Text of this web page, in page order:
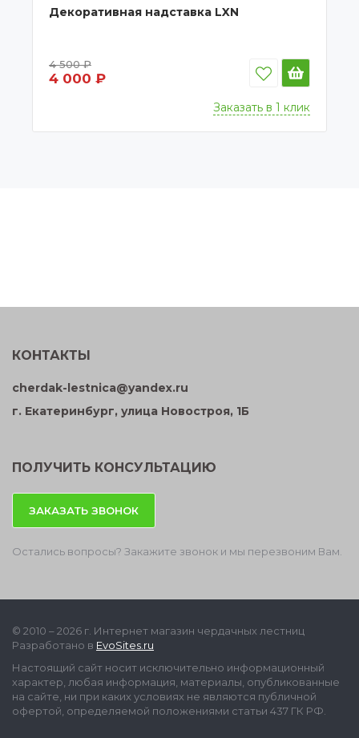
Декоративная надставка LXN
4 500 ₽
4 000 ₽
Заказать в 1 клик
КОНТАКТЫ
cherdak-lestnica@yandex.ru
г. Екатеринбург, улица Новостроя, 1Б
ПОЛУЧИТЬ КОНСУЛЬТАЦИЮ
ЗАКАЗАТЬ ЗВОНОК
Остались вопросы? Закажите звонок и мы перезвоним Вам.
© 2010 – 2026 г. Интернет магазин чердачных лестниц
Разработано в EvoSites.ru
Настоящий сайт носит исключительно информационный
характер, любая информация, материалы, опубликованные
на cайте, ни при каких условиях не являются публичной
офертой, определяемой положениями статьи 437 ГК РФ.